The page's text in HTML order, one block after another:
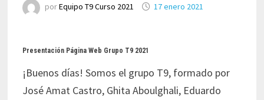
porEquipo T9 Curso 2021 17 enero 2021
Presentación Página Web Grupo T9 2021
¡Buenos días! Somos el grupo T9, formado por
José Amat Castro, Ghita Aboulghali, Eduardo